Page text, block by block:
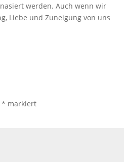
werden. Auch wenn wir
Liebe und Zuneigung von uns
* markiert